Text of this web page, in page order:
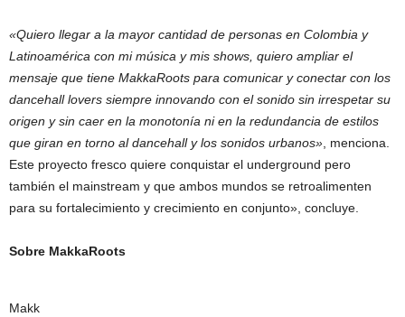
«Quiero llegar a la mayor cantidad de personas en Colombia y
Latinoamérica con mi música y mis shows, quiero ampliar el
mensaje que tiene MakkaRoots para comunicar y conectar con los
dancehall lovers siempre innovando con el sonido sin irrespetar su
origen y sin caer en la monotonía ni en la redundancia de estilos
que giran en torno al dancehall y los sonidos urbanos», menciona.
Este proyecto fresco quiere conquistar el underground pero
también el mainstream y que ambos mundos se retroalimenten
para su fortalecimiento y crecimiento en conjunto», concluye.
Sobre MakkaRoots
Makk